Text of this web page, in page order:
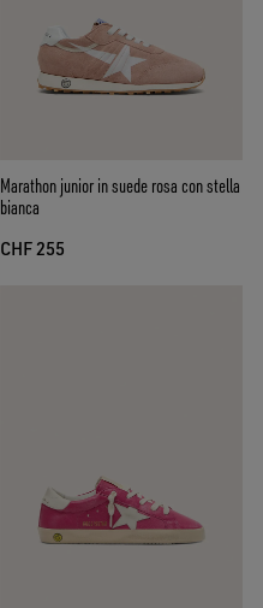
Marathon junior in suede rosa con stella
bianca
CHF 255